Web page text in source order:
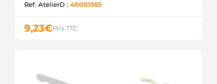
Ref. AtelierD : 40001365
9,23€Prix TTC